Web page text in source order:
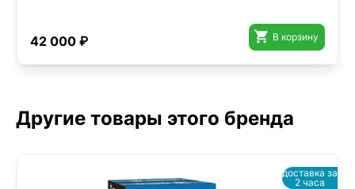
42 000 ₽  В корзину
Другие товары этого бренда
доставка за
2 часа